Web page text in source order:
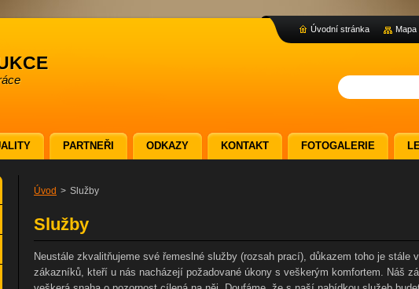
Úvod > Služby
Služby
Neustále zkvalitňujeme své řemeslné služby (rozsah prací), důkazem toho je stále
zákazníků, kteří u nás nacházejí požadované úkony s veškerým komfortem. Náš
PARTNEŘI ODKAZY KONTAKT FOTOGALERIE
Úvodní stránka Mapa